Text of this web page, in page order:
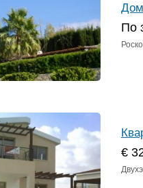
По
€